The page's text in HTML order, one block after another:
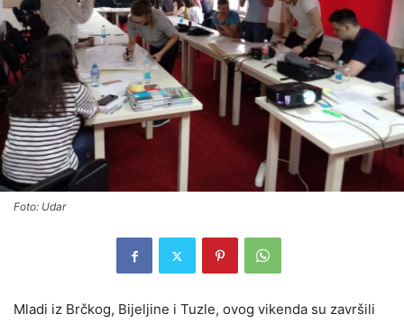
Foto: Udar
Mladi iz Brčkog, Bijeljine i Tuzle, ovog vikenda su završili